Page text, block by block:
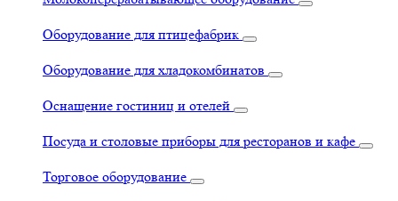
Оборудование для птицефабрик
Оборудование для хладокомбинатов
Оснащение гостиниц и отелей
Посуда и столовые приборы для ресторанов и кафе
Торговое оборудование